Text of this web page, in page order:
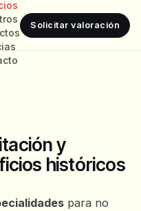
Solicitar valoración
y
históricos
para no